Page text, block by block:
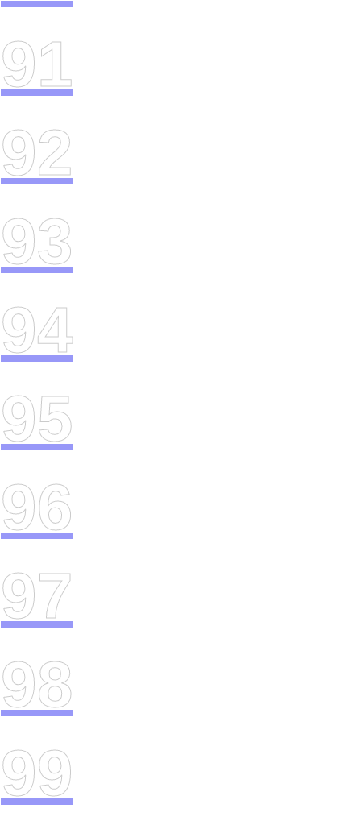
91
92
93
94
95
96
97
98
99